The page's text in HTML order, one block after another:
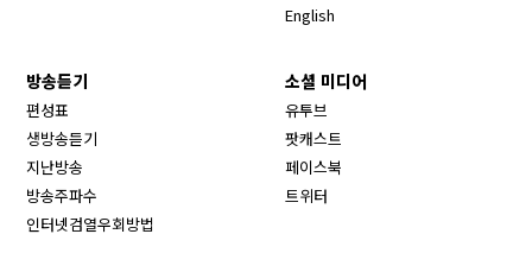
English
방송듣기
편성표
생방송듣기
지난방송
방송주파수
인터넷검열우회방법
소셜 미디어
유투브
팟캐스트
페이스북
트위터